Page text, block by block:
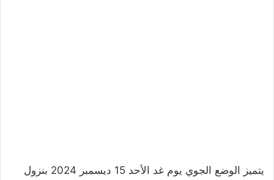
يتميز الوضع الجوي يوم غد الأحد 15 ديسمبر 2024 بنزول